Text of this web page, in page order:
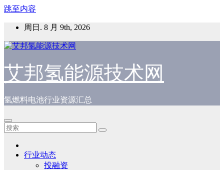
跳至内容
周日. 8 月 9th, 2026
艾邦氢能源技术网
氢燃料电池行业资源汇总
行业动态
投融资